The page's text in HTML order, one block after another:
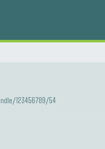
123456789/54